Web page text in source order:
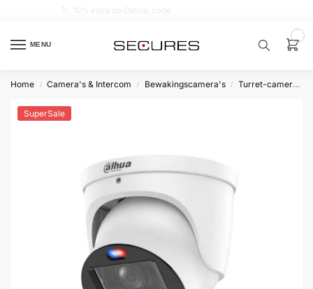
MENU
product…
samenstellen
Home / Camera's & Intercom / Bewakingscamera's / Turret-camera's
SuperSale